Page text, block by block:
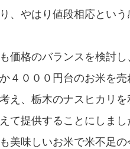
、やはり値段相応という
価格のバランスを検討し
４０００円台のお米を売
え、栃木のナスヒカリを
て提供することにしまし
美味しいお米で米不足の